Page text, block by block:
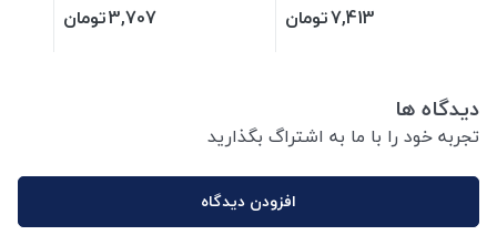
7,413تومان 3,707تومان
دیدگاه ها
تجربه خود را با ما به اشتراگ بگذارید
افزودن دیدگاه